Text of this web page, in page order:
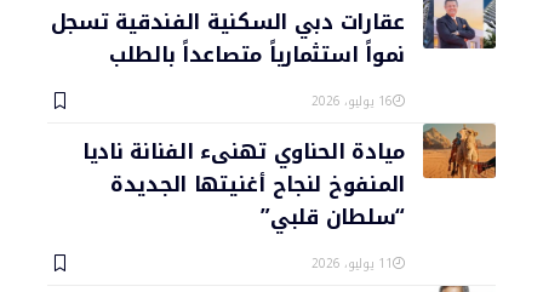
عقارات دبي السكنية الفندقية تسجل
نمواً استثمارياً متصاعداً بالطلب
16 يوليو، 2026
ميادة الحناوي تهنىء الفنانة ناديا
المنفوخ لنجاح أغنيتها الجديدة
“سلطان قلبي”
11 يوليو، 2026